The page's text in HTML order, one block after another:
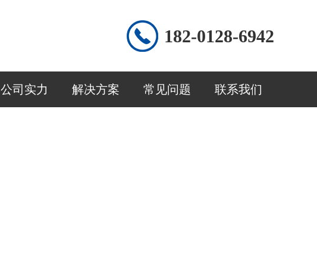
182-0128-6942
公司实力 解决方案 常见问题 联系我们